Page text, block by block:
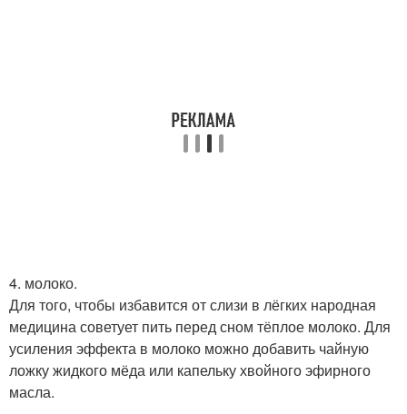
4. молоко.
Для того, чтобы избавится от слизи в лёгких народная
медицина советует пить перед сном тёплое молоко. Для
усиления эффекта в молоко можно добавить чайную
ложку жидкого мёда или капельку хвойного эфирного
масла.